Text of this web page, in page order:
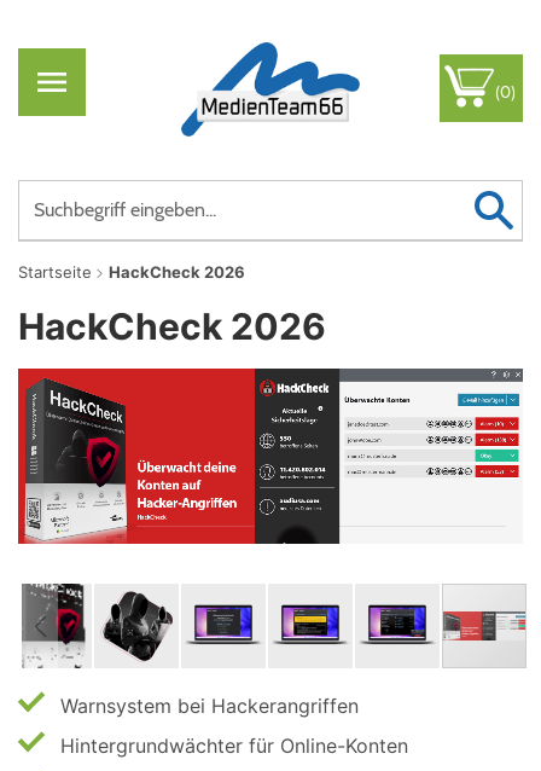
(0)
Startseite HackCheck 2026
HackCheck 2026
Warnsystem bei Hackerangriffen
Hintergrundwächter für Online-Konten